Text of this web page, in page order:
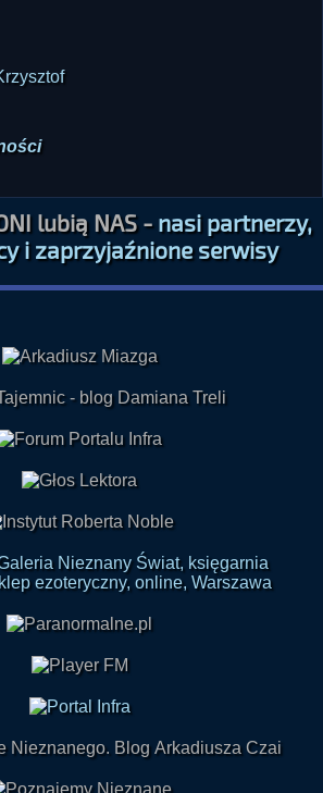
i zaprzyjaźnione serwisy